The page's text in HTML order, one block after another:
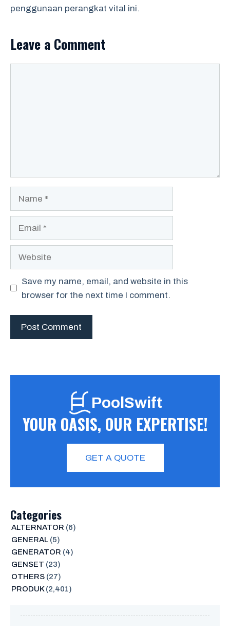
penggunaan perangkat vital ini.
Leave a Comment
Save my name, email, and website in this
browser for the next time I comment.
PoolSwift
YOUR OASIS, OUR EXPERTISE!
GET A QUOTE
Categories
ALTERNATOR (6)
GENERAL(5)
GENERATOR (4)
GENSET (23)
OTHERS(27)
PRODUK(2,401)